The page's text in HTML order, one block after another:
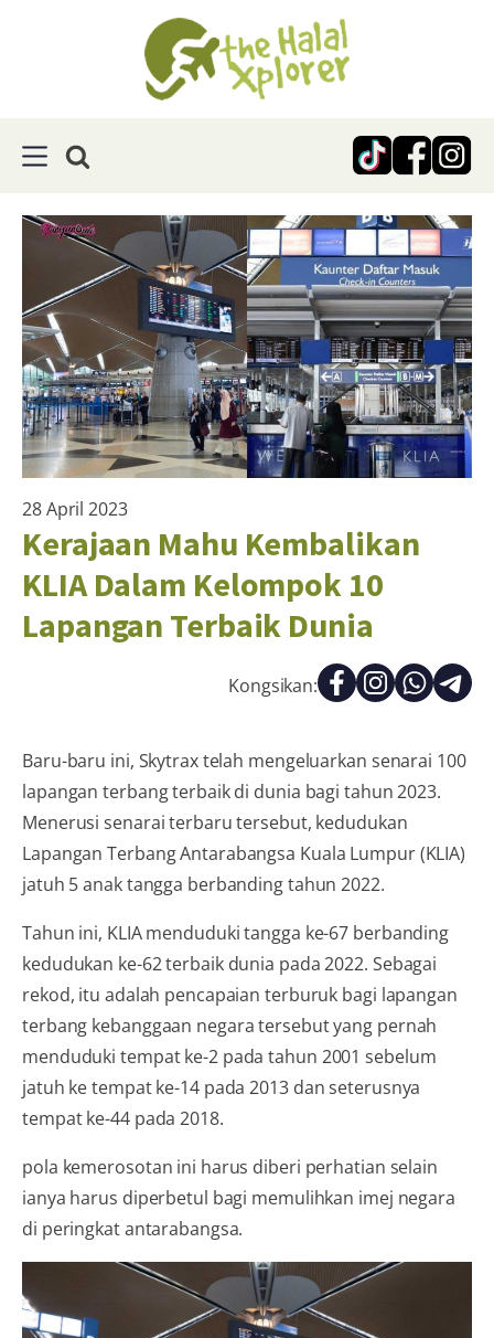
28 April 2023
Kerajaan Mahu Kembalikan
KLIA Dalam Kelompok 10
Lapangan Terbaik Dunia
Kongsikan:
Baru-baru ini, Skytrax telah mengeluarkan senarai 100
lapangan terbang terbaik di dunia bagi tahun 2023.
Menerusi senarai terbaru tersebut, kedudukan
Lapangan Terbang Antarabangsa Kuala Lumpur (KLIA)
jatuh 5 anak tangga berbanding tahun 2022.
Tahun ini, KLIA menduduki tangga ke-67 berbanding
kedudukan ke-62 terbaik dunia pada 2022. Sebagai
rekod, itu adalah pencapaian terburuk bagi lapangan
terbang kebanggaan negara tersebut yang pernah
menduduki tempat ke-2 pada tahun 2001 sebelum
jatuh ke tempat ke-14 pada 2013 dan seterusnya
tempat ke-44 pada 2018.
pola kemerosotan ini harus diberi perhatian selain
ianya harus diperbetul bagi memulihkan imej negara
di peringkat antarabangsa.